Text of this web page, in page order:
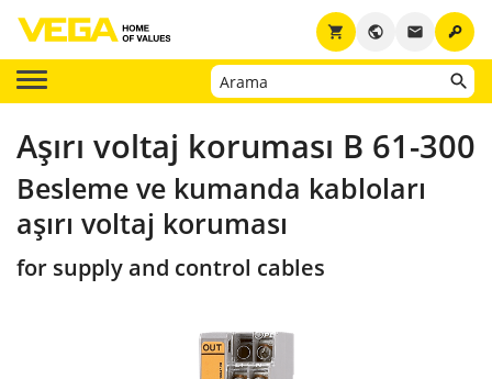
key
email
public
shopping_cart
Aşırı voltaj koruması B 61-300
Besleme ve kumanda kabloları
aşırı voltaj koruması
for supply and control cables